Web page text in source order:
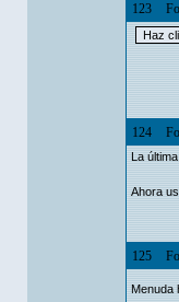
123
124
La
Ahora
125
Menuda